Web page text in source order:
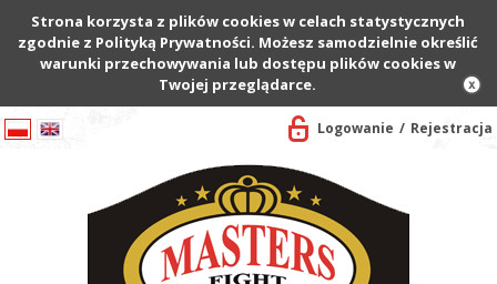
Strona korzysta z plików cookies w celach statystycznych
zgodnie z Polityką Prywatności. Możesz samodzielnie określić
warunki przechowywania lub dostępu plików cookies w
Twojej przeglądarce.
Logowanie Rejestracja